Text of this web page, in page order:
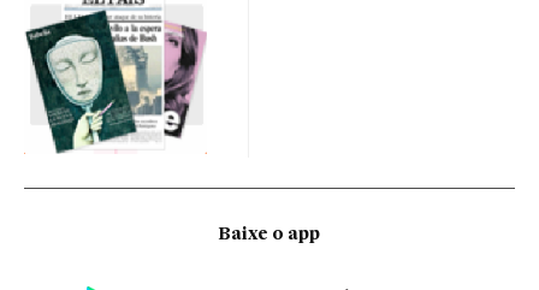
Baixe o app